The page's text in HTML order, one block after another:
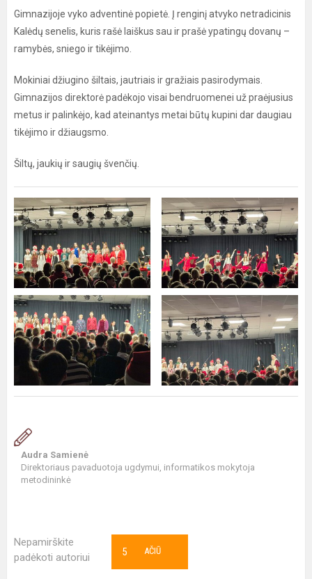
Gimnazijoje vyko adventinė popietė. Į renginį atvyko netradicinis
Kalėdų senelis, kuris rašė laiškus sau ir prašė ypatingų dovanų –
ramybės, sniego ir tikėjimo.
Mokiniai džiugino šiltais, jautriais ir gražiais pasirodymais.
Gimnazijos direktorė padėkojo visai bendruomenei už praėjusius
metus ir palinkėjo, kad ateinantys metai būtų kupini dar daugiau
tikėjimo ir džiaugsmo.
Šiltų, jaukių ir saugių švenčių.
Audra Samienė
Direktoriaus pavaduotoja ugdymui, informatikos mokytoja
metodininkė
Nepamirškite
padėkoti autoriui
AČIŪ
5